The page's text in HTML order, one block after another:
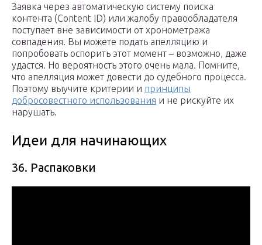
Заявка через автоматическую систему поиска
контента (Content ID) или жалобу правообладателя
поступает вне зависимости от хронометража
совпадения. Вы можете подать апелляцию и
попробовать оспорить этот момент – возможно, даже
удастся. Но вероятность этого очень мала. Помните,
что апелляция может довести до судебного процесса.
Поэтому выучите критерии и принципы
добросовестного использования и не рискуйте их
нарушать.
Идеи для начинающих
36. Распаковки